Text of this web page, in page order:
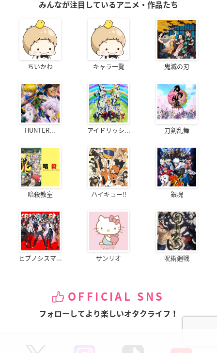
みんなが注目しているアニメ・作品たち
ちいかわ キャラ一覧 鬼滅の刃
HUNTER... アイドリッシ... 刀剣乱舞
暗殺教室 ハイキュー!! 銀魂
ヒプノシスマ... サンリオ 呪術廻戦
OFFICIAL SNS
フォローしてより楽しいオタクライフ！